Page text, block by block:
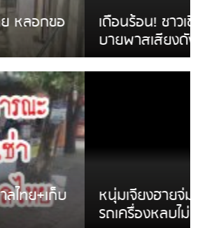
ยงรายบ่นรถ Isuzu สีขาวซิ่ง
สร้างความรำคาญ
พบถังน้ำดื่มตกกลางถนน
ล้มบาดเจ็บ